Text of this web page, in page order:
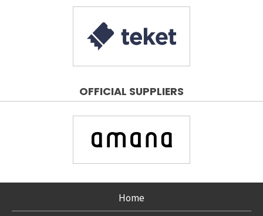
OFFICIAL SUPPLIERS
Home